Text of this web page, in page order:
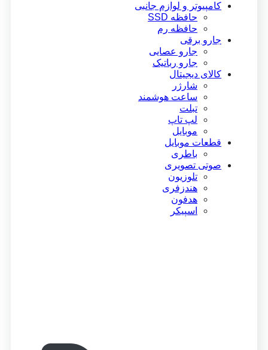
کامپیوتر و لوازم جانبی
حافظه SSD
حافظه رم
جارو برقی
جارو عصایی
جارو رباتیک
کالای دیجیتال
شارژر
ساعت هوشمند
تبلت
لپ تاپ
موبایل
قطعات موبایل
باطری
صوتی تصویری
تلوزیون
هندزفری
هدفون
اسپیکر